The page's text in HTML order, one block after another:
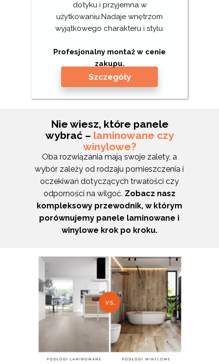
dotyku i przyjemna w
użytkowaniu.Nadaje wnętrzom
wyjątkowego charakteru i stylu.
Profesjonalny montaż w cenie
zakupu.
Szczegóły
Nie wiesz, które panele
wybrać – laminowane czy
winylowe?
Oba rozwiązania mają swoje zalety, a
wybór zależy od rodzaju pomieszczenia i
oczekiwań dotyczących trwałości czy
odporności na wilgoć. Zobacz nasz
kompleksowy przewodnik, w którym
porównujemy panele laminowane i
winylowe krok po kroku.